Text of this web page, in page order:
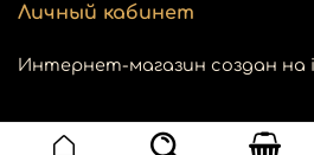
Личный кабинет
Интернет-магазин создан на